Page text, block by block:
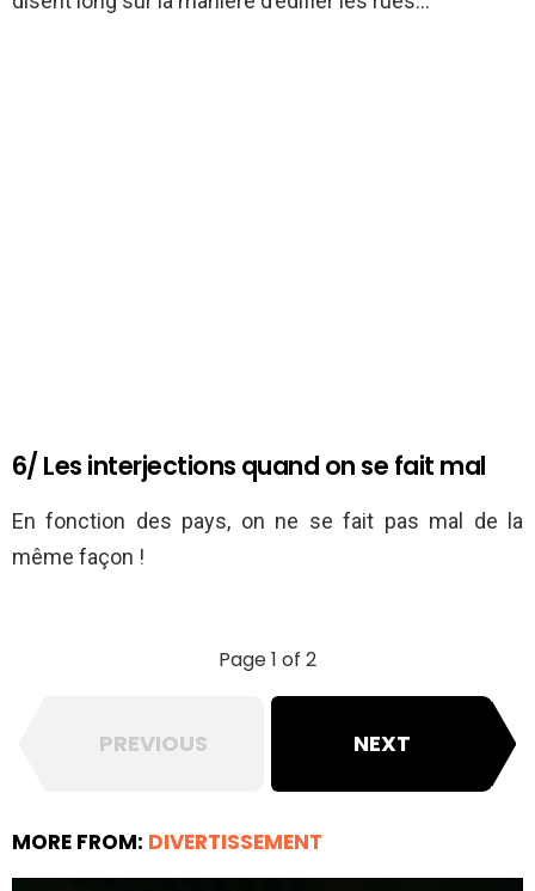
6/ Les interjections quand on se fait mal
En fonction des pays, on ne se fait pas mal de la
même façon !
Page 1 of 2
PREVIOUS NEXT
MORE FROM: DIVERTISSEMENT